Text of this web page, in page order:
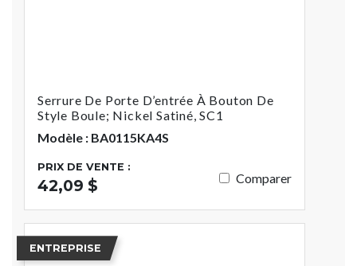
Serrure De Porte D’entrée À Bouton De
Style Boule; Nickel Satiné, SC1
Modèle : BA0115KA4S
PRIX DE VENTE :
42,09 $ Comparer
ENTREPRISE